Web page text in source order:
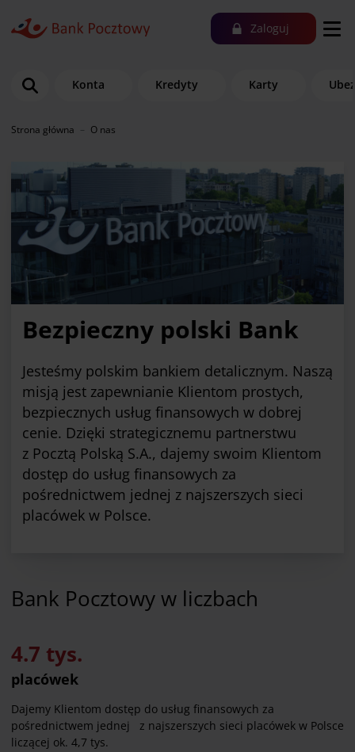
Zaloguj
Konta Kredyty Karty
Strona główna O nas
Bezpieczny polski Bank
Jesteśmy polskim bankiem detalicznym. Naszą
misją jest zapewnianie Klientom prostych,
bezpiecznych usług finansowych w dobrej
cenie. Dzięki strategicznemu partnerstwu
z Pocztą Polską S.A., dajemy swoim Klientom
dostęp do usług finansowych za
pośrednictwem jednej z najszerszych sieci
placówek w Polsce.
Bank Pocztowy w liczbach
4.7 tys.
placówek
Dajemy Klientom dostęp do usług finansowych za
pośrednictwem jednej z najszerszych sieci placówek w Polsce
liczącej ok. 4,7 tys.